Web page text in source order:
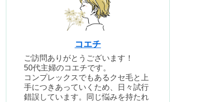
コエチ
ご訪問ありがとうございます！
50代主婦のコエチです。
コンプレックスでもあるクセ毛と上
手につきあっていくため、日々試行
錯誤しています。同じ悩みを持たれ